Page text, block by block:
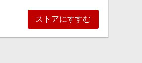
ストアにすすむ